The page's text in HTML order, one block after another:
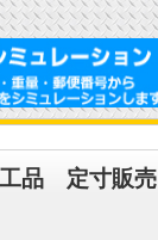
工品 定寸販売